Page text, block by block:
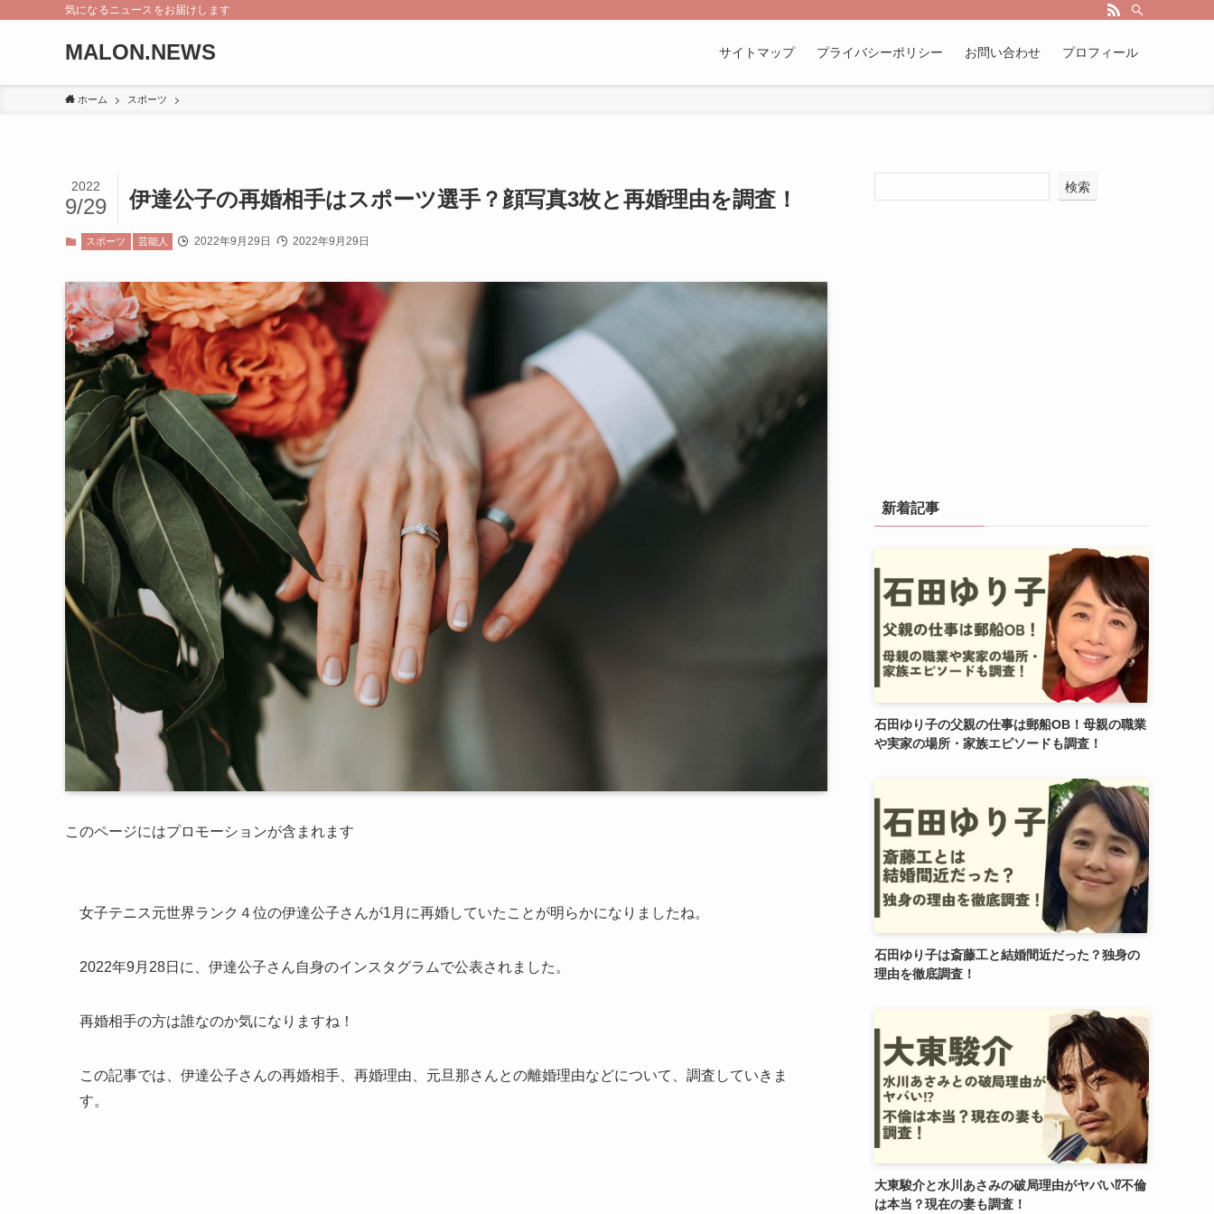
気になるニュースをお届けします
MALON.NEWS サイトマップ プライバシーポリシー お問い合わせ プロフィール
ホーム スポーツ
伊達公子の再婚相手はスポーツ選手？顔写真3枚と再婚理由を調査！
2022
9/29
スポーツ 芸能人 2022年9月29日 2022年9月29日
このページにはプロモーションが含まれます
女子テニス元世界ランク４位の伊達公子さんが1月に再婚していたことが明らかになりましたね。
2022年9月28日に、伊達公子さん自身のインスタグラムで公表されました。
再婚相手の方は誰なのか気になりますね！
この記事では、伊達公子さんの再婚相手、再婚理由、元旦那さんとの離婚理由などについて、調査していきま
す。
検索
新着記事
石田ゆり子の父親の仕事は郵船OB！母親の職業
や実家の場所・家族エピソードも調査！
石田ゆり子は斎藤工と結婚間近だった？独身の
理由を徹底調査！
大東駿介と水川あさみの破局理由がヤバい⁉︎不倫
は本当？現在の妻も調査！